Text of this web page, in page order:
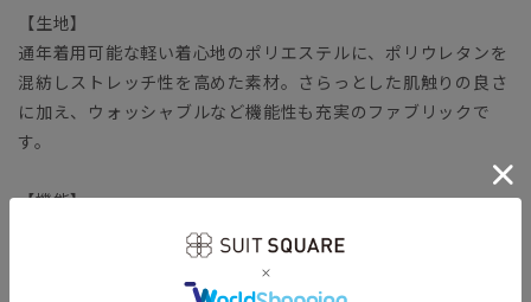
【生地】
通年着用可能な軽い着心地のポリエステルに、ポリウレタンを
混紡しストレッチ性を高めた素材。さらっとした肌触りの良さ
に加え、ウォッシャブルなど機能性も充実のファブリックで
す。
【機能】
ウォッシャブル／汚れてもご家庭で簡単にお洗濯が可能です。
レディーススーツ ビジネス オフィスカジュアル スラック